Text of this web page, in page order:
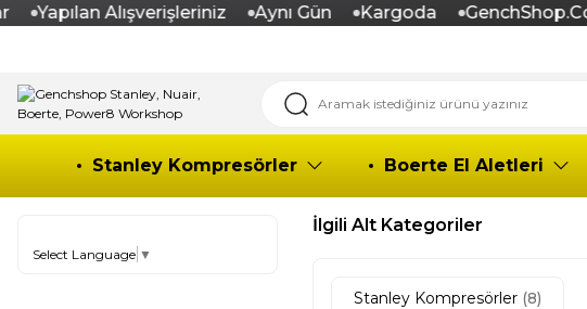
Yapılan Alışverişleriniz Aynı Gün Kargoda GenchShop.Com
Stanley Kompresörler Boerte El Aletleri
Select Language ▼
İlgili Alt Kategoriler
Stanley Kompresörler (8)